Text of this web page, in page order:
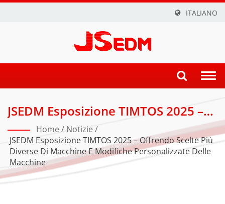
ITALIANO
JSEDM Esposizione TIMTOS 2025 –
Offrendo Scelte Più Diverse Di
Macchine E Modifiche
Personalizzate Delle Macchine |
Produzione Di Precisione:
Tecnologia EDM Avanzata Di JSEDM
Home / Notizie /
JSEDM Esposizione TIMTOS 2025 – Offrendo Scelte Più
Diverse Di Macchine E Modifiche Personalizzate Delle
Macchine